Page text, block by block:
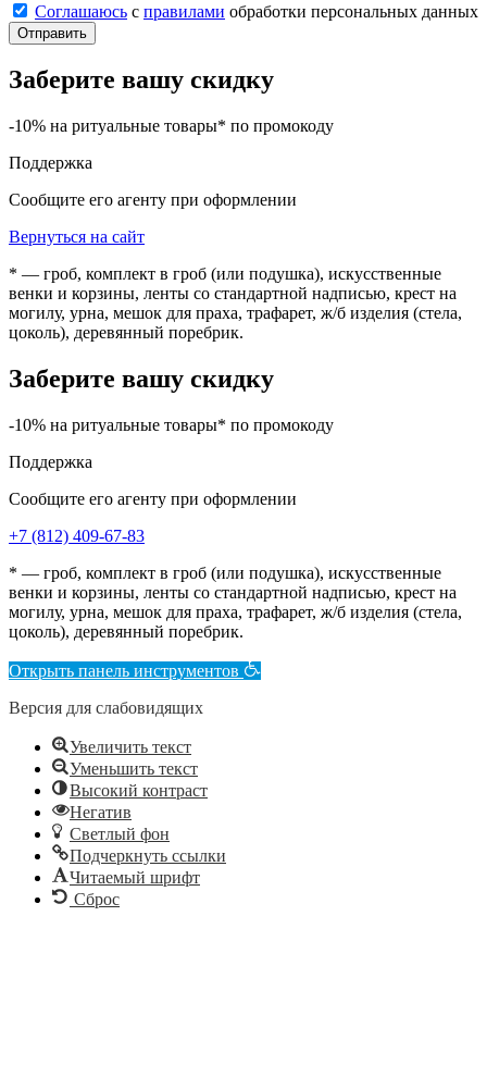
Соглашаюсь с правилами обработки персональных данных
Отправить
Заберите вашу скидку
-10% на ритуальные товары* по промокоду
Поддержка
Сообщите его агенту при оформлении
Вернуться на сайт
* — гроб, комплект в гроб (или подушка), искусственные
венки и корзины, ленты со стандартной надписью, крест на
могилу, урна, мешок для праха, трафарет, ж/б изделия (стела,
цоколь), деревянный поребрик.
Заберите вашу скидку
-10% на ритуальные товары* по промокоду
Поддержка
Сообщите его агенту при оформлении
+7 (812) 409-67-83
* — гроб, комплект в гроб (или подушка), искусственные
венки и корзины, ленты со стандартной надписью, крест на
могилу, урна, мешок для праха, трафарет, ж/б изделия (стела,
цоколь), деревянный поребрик.
Открыть панель инструментов
Версия для слабовидящих
Увеличить текст
Уменьшить текст
Высокий контраст
Негатив
Светлый фон
Подчеркнуть ссылки
Читаемый шрифт
Сброс